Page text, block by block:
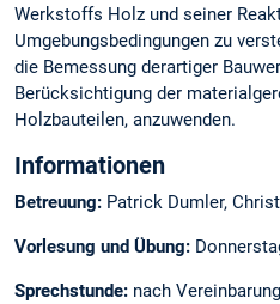
Werkstoffs Holz und seiner
Umgebungsbedingungen zu
die Bemessung derartiger
Berücksichtigung der
Holzbauteilen, anzuwenden.
Informationen
Betreuung: Patrick Dumler,
Vorlesung und Übung:
Sprechstunde: nach Vereinbarung